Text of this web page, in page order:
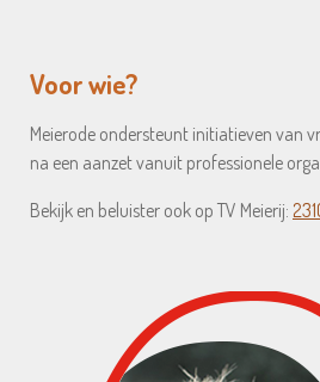
Voor wie?
Meierode ondersteunt initiatieven van
na een aanzet vanuit professionele
Bekijk en beluister ook op TV Meierij: